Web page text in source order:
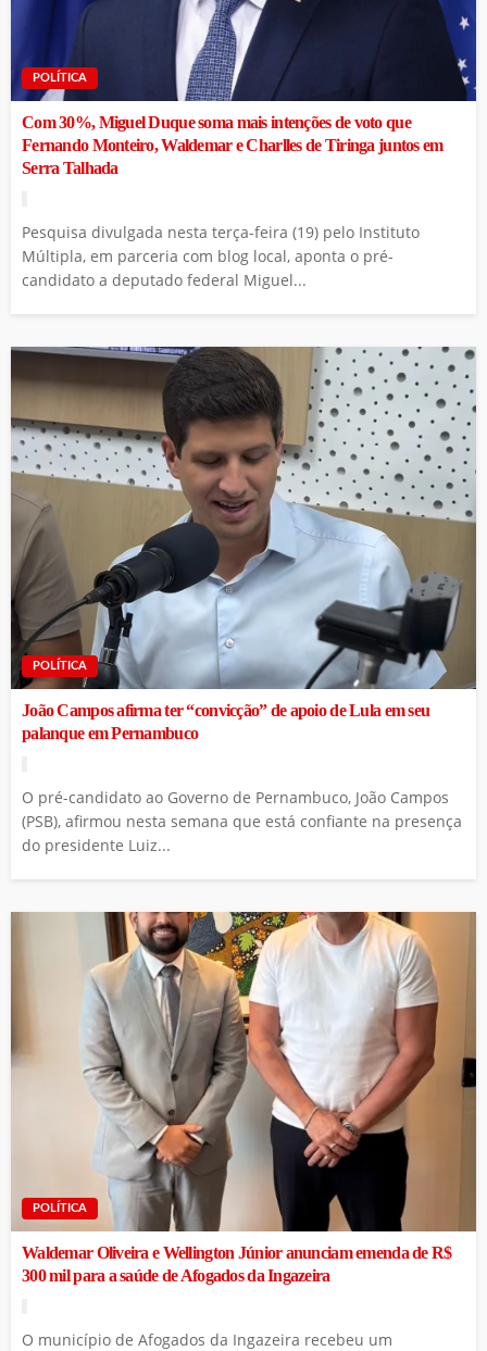
POLÍTICA
Com 30%, Miguel Duque soma mais intenções de voto que
Fernando Monteiro, Waldemar e Charlles de Tiringa juntos em
Serra Talhada
Pesquisa divulgada nesta terça-feira (19) pelo Instituto
Múltipla, em parceria com blog local, aponta o pré-
candidato a deputado federal Miguel...
POLÍTICA
João Campos afirma ter “convicção” de apoio de Lula em seu
palanque em Pernambuco
O pré-candidato ao Governo de Pernambuco, João Campos
(PSB), afirmou nesta semana que está confiante na presença
do presidente Luiz...
POLÍTICA
Waldemar Oliveira e Wellington Júnior anunciam emenda de R$
300 mil para a saúde de Afogados da Ingazeira
O município de Afogados da Ingazeira recebeu um